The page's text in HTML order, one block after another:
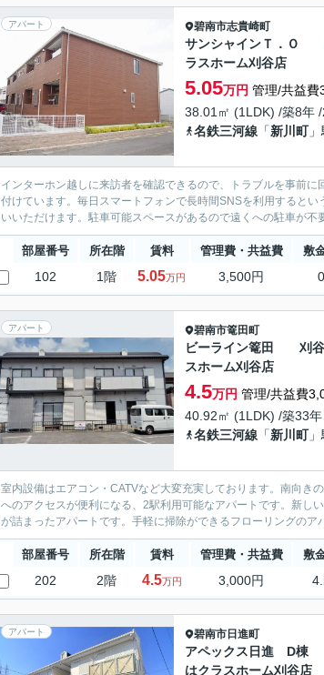
アパート 碧南市志貴崎町
サンシャインＴ．Ｏ
ラスホーム刈谷店
5.05万円 管理/共益費
38.01㎡ (1LDK) /築8年
名鉄三河線 「新川町」
インターホン越しに来訪者を確認できるので、トラブルを事前
付けています。毎日スマートフォンで長時間SNSを利用すると
いいただけます。駐車可能スペースがあるので遠くへの駐車が
部屋番号 所在階 賃料 管理費・共益費 敷
102 1階 5.05万円 3,500円
アパート 碧南市篭田町
ビーライン篭田 刈谷
スホーム刈谷店
4.5万円 管理/共益費
40.92㎡ (1LDK) /築33
名鉄三河線 「新川町」
室内設備はエアコン・CATVなど大変充実しております。南向き
へのアクセスが便利になる、2駅利用可能なアパートです。新し
が詰まったアパートです。手軽に掃除ができるフローリングの
部屋番号 所在階 賃料 管理費・共益費 敷
202 2階 4.5万円 3,000円
アパート 碧南市 日進町
アペックス日進 D
はクラスホーム刈谷店